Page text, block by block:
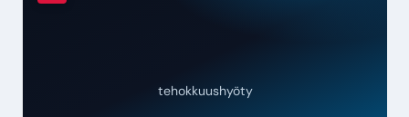
tehokkuushyöty